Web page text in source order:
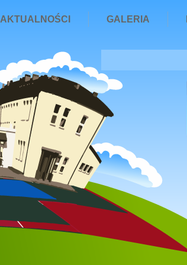
AKTUALNOŚCI GALERIA